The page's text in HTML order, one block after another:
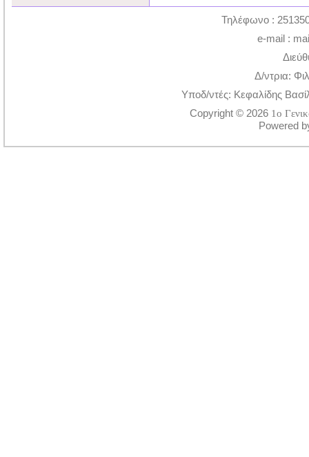
Τηλέφωνο :
e-mail :
Δ/ντρια:
Υποδ/ντές: Κεφαλίδης
Copyright © 2026 1ο
Powered